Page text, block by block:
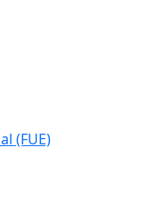
(FUE)